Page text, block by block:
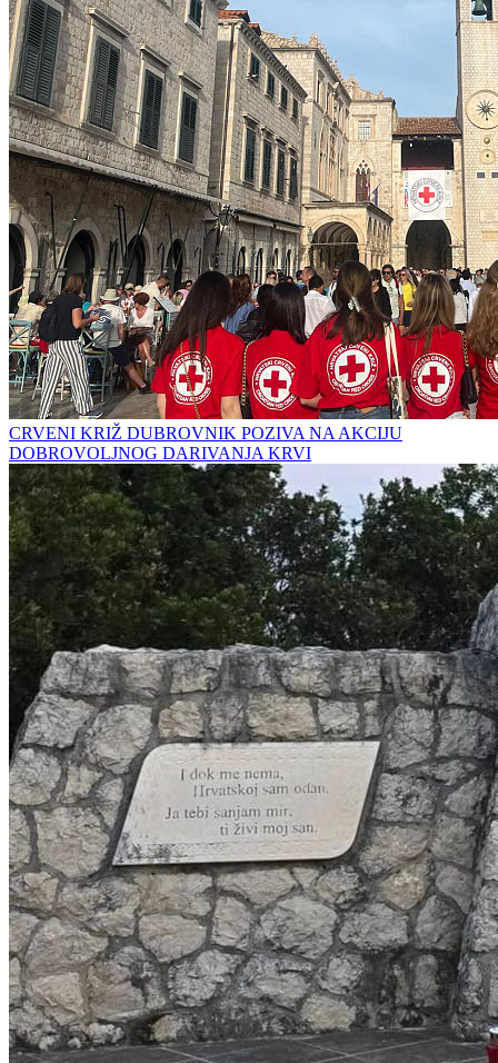
CRVENI KRIŽ DUBROVNIK POZIVA NA AKCIJU
DOBROVOLJNOG DARIVANJA KRVI